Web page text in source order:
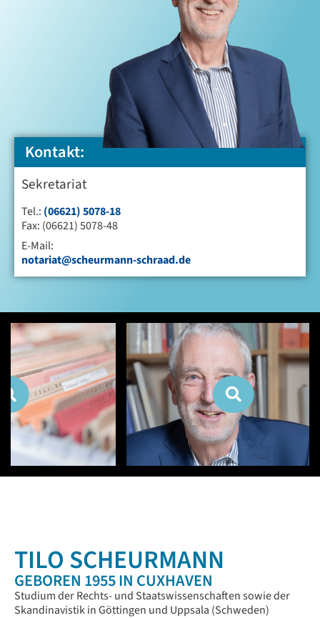
Kontakt:
Sekretariat
Tel.: (06621) 5078-18
Fax: (06621) 5078-48
E-Mail:
notariat@scheurmann-schraad.de
TILO SCHEURMANN
GEBOREN 1955 IN CUXHAVEN
Studium der Rechts- und Staatswissenschaften sowie der
Skandinavistik in Göttingen und Uppsala (Schweden)